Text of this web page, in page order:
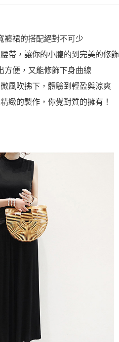
代理人或監護人之同意方可使用
額度不足之情形，本公司將視審查結果
人資訊註冊。若發現惡意使用之情形，
用戶之使用額度並採取法律行動。
褲裙的搭配絕對不可少
帶，讓你的小腹的到完美的修飾
方便，又能修飾下身曲線
風吹拂下，體驗到輕盈與涼爽
緻的製作，你覺對質的擁有！